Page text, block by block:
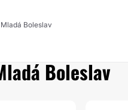
Boleslav
Boleslav